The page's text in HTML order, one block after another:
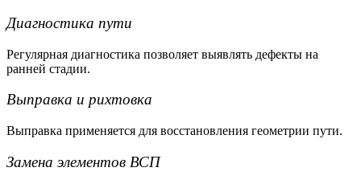
Диагностика пути
Регулярная диагностика позволяет выявлять дефекты на
ранней стадии.
Выправка и рихтовка
Выправка применяется для восстановления геометрии пути.
Замена элементов ВСП